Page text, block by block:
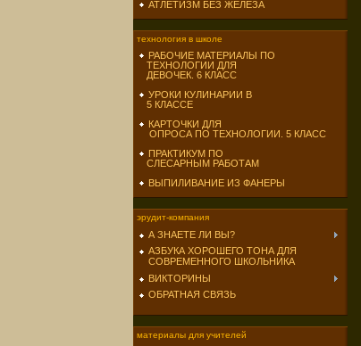
АТЛЕТИЗМ БЕЗ ЖЕЛЕЗА
технология в школе
РАБОЧИЕ МАТЕРИАЛЫ ПО
ТЕХНОЛОГИИ ДЛЯ
ДЕВОЧЕК. 6 КЛАСС
УРОКИ КУЛИНАРИИ В
5 КЛАССЕ
КАРТОЧКИ ДЛЯ
ОПРОСА ПО ТЕХНОЛОГИИ. 5 КЛАСС
ПРАКТИКУМ ПО
СЛЕСАРНЫМ РАБОТАМ
ВЫПИЛИВАНИЕ ИЗ ФАНЕРЫ
эрудит-компания
А ЗНАЕТЕ ЛИ ВЫ?
АЗБУКА ХОРОШЕГО ТОНА ДЛЯ
СОВРЕМЕННОГО ШКОЛЬНИКА
ВИКТОРИНЫ
ОБРАТНАЯ СВЯЗЬ
материалы для учителей